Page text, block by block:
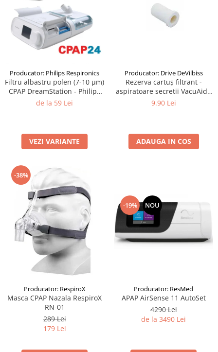
Producator: Philips Respironics
Filtru albastru polen (7-10 μm)
CPAP DreamStation - Philips
Respironics
de la 59 Lei
VEZI VARIANTE
Producator: Drive DeVilbiss
Rezerva cartuș filtrant -
aspiratoare secretii VacuAide
QSU 800 ml
9.90 Lei
ADAUGA IN COS
-38%
Producator: RespiroX
Masca CPAP Nazala RespiroX
RN-01
289 Lei
179 Lei
-19% NOU
Producator: ResMed
APAP AirSense 11 AutoSet
4290 Lei
de la 3490 Lei